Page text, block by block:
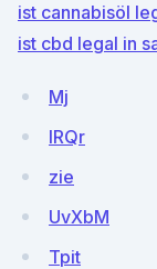
ist cannabisöl
ist cbd legal in
Mj
lRQr
zie
UvXbM
Tpit